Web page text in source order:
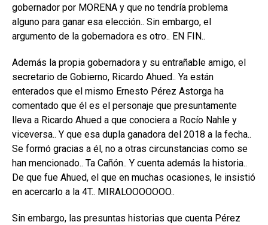
gobernador por MORENA y que no tendría problema
alguno para ganar esa elección.. Sin embargo, el
argumento de la gobernadora es otro.. EN FIN..
Además la propia gobernadora y su entrañable amigo, el
secretario de Gobierno, Ricardo Ahued.. Ya están
enterados que el mismo Ernesto Pérez Astorga ha
comentado que él es el personaje que presuntamente
lleva a Ricardo Ahued a que conociera a Rocío Nahle y
viceversa.. Y que esa dupla ganadora del 2018 a la fecha..
Se formó gracias a él, no a otras circunstancias como se
han mencionado.. Ta Cañón.. Y cuenta además la historia..
De que fue Ahued, el que en muchas ocasiones, le insistió
en acercarlo a la 4T.. MIRALOOOOOOO..
Sin embargo, las presuntas historias que cuenta Pérez